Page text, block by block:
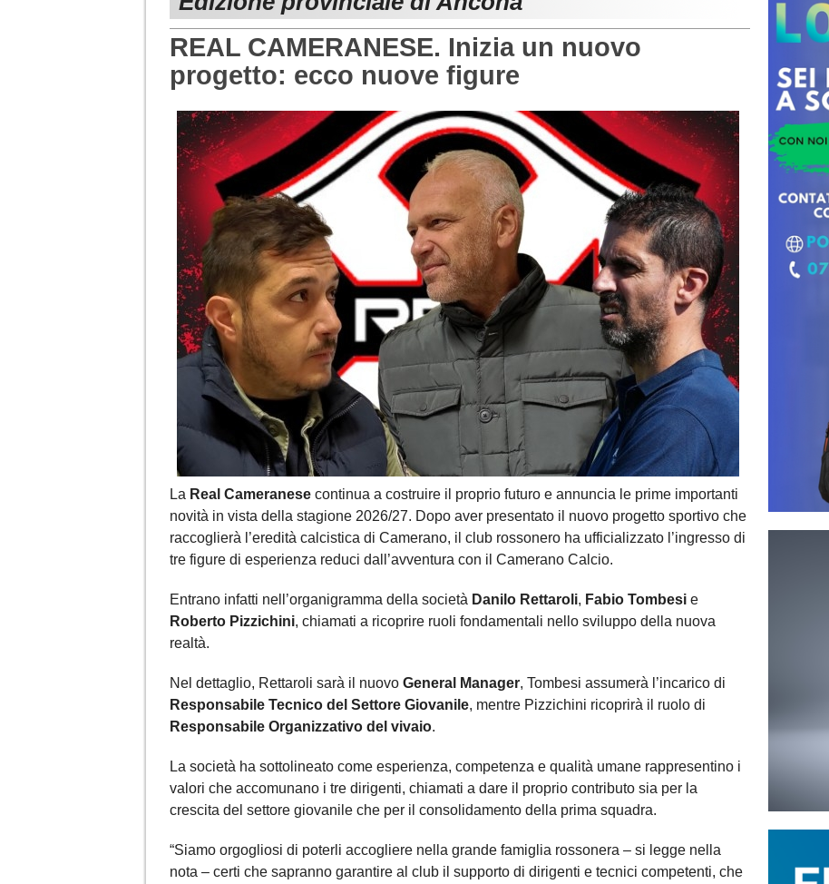
REAL CAMERANESE. Inizia un nuovo
progetto: ecco nuove figure
La Real Cameranese continua a costruire il proprio futuro e annuncia le prime importanti
novità in vista della stagione 2026/27. Dopo aver presentato il nuovo progetto sportivo che
raccoglierà l’eredità calcistica di Camerano, il club rossonero ha ufficializzato l’ingresso di
tre figure di esperienza reduci dall’avventura con il Camerano Calcio.
Entrano infatti nell’organigramma della società Danilo Rettaroli, Fabio Tombesi e
Roberto Pizzichini, chiamati a ricoprire ruoli fondamentali nello sviluppo della nuova
realtà.
Nel dettaglio, Rettaroli sarà il nuovo General Manager, Tombesi assumerà l’incarico di
Responsabile Tecnico del Settore Giovanile, mentre Pizzichini ricoprirà il ruolo di
Responsabile Organizzativo del vivaio.
La società ha sottolineato come esperienza, competenza e qualità umane rappresentino i
valori che accomunano i tre dirigenti, chiamati a dare il proprio contributo sia per la
crescita del settore giovanile che per il consolidamento della prima squadra.
“Siamo orgogliosi di poterli accogliere nella grande famiglia rossonera – si legge nella
nota – certi che sapranno garantire al club il supporto di dirigenti e tecnici competenti, che